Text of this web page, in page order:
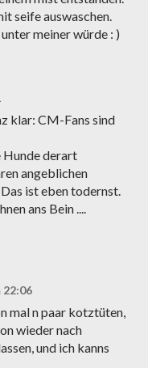
seife auswaschen.
meiner würde : )
klar: CM-Fans sind
Hunde derart
angeblichen
ist eben todernst.
ans Bein ....
22:06
mal n paar kotztüten,
wieder nach
und ich kanns